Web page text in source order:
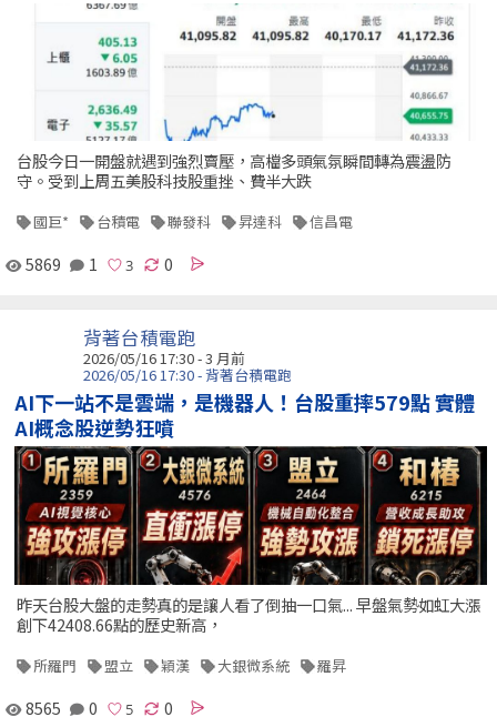
台股今日一開盤就遇到強烈賣壓，高檔多頭氣氛瞬間轉為震盪防
守。受到上周五美股科技股重挫、費半大跌
國巨* 台積電 聯發科 昇達科 信昌電
5869 1 0
背著台積電跑
2026/05/16 17:30 - 3 月前
2026/05/16 17:30 - 背著台積電跑
AI下一站不是雲端，是機器人！台股重摔579點 實體
AI概念股逆勢狂噴
昨天台股大盤的走勢真的是讓人看了倒抽一口氣... 早盤氣勢如虹大漲
創下42408.66點的歷史新高，
所羅門 盟立 穎漢 大銀微系統 羅昇
8565 0 0